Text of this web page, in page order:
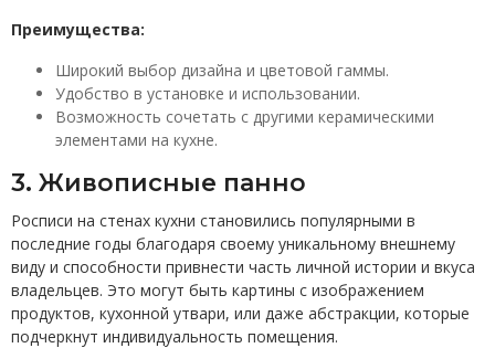
Преимущества:
Широкий выбор дизайна и цветовой гаммы.
Удобство в установке и использовании.
Возможность сочетать с другими керамическими
элементами на кухне.
3. Живописные панно
Росписи на стенах кухни становились популярными в
последние годы благодаря своему уникальному внешнему
виду и способности привнести часть личной истории и вкуса
владельцев. Это могут быть картины с изображением
продуктов, кухонной утвари, или даже абстракции, которые
подчеркнут индивидуальность помещения.